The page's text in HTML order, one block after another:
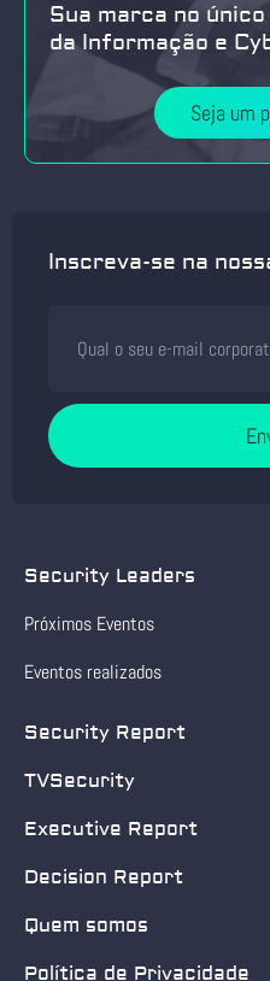
Sua marca no
da Informação e
Seja um
Inscreva-se na
Security Leaders
Próximos Eventos
Eventos realizados
Security Report
TVSecurity
Executive Report
Decision Report
Quem somos
Política de Privacidade